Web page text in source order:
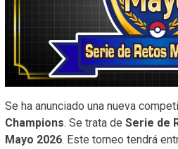
Se ha anunciado una nueva
Champions. Se trata de Serie de
Mayo 2026. Este torneo tendrá